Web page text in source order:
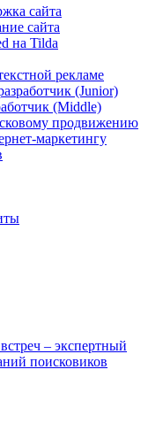
сайта
сайта
на Tilda
рекламе
(Junior)
(Middle)
продвижению
маркетингу
– экспертный
поисковиков